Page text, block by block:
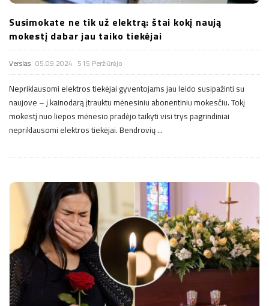
Susimokate ne tik už elektrą: štai kokį naują
mokestį dabar jau taiko tiekėjai
Verslas 05.09.2024 515 Peržiūrėjo
Nepriklausomi elektros tiekėjai gyventojams jau leido susipažinti su
naujove – į kainodarą įtrauktu mėnesiniu abonentiniu mokesčiu. Tokį
mokestį nuo liepos mėnesio pradėjo taikyti visi trys pagrindiniai
nepriklausomi elektros tiekėjai. Bendrovių…